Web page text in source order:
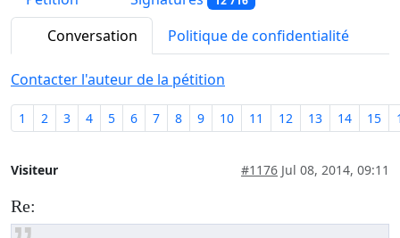
Conversation Politique de confidentialité
Contacter l'auteur de la pétition
1 2 3 4 5 6 7 8 9 10 11 12 13 14 15
Visiteur #1176 Jul 08, 2014, 09:11
Re: